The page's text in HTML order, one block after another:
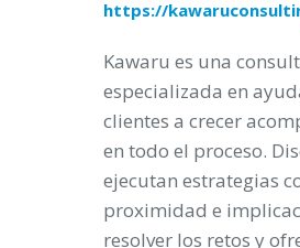
https://
Kawaru es una
especializada en
clientes a crecer
en todo el proceso.
ejecutan estrategias
proximidad e
resolver los retos y